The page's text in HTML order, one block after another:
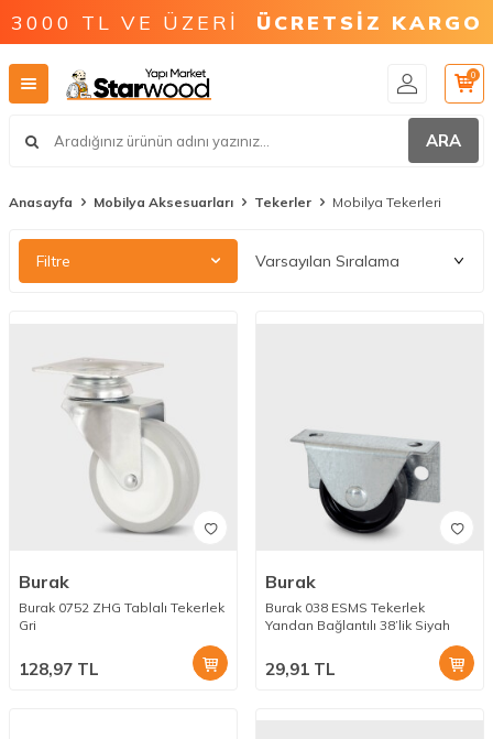
3000 TL VE ÜZERİ ÜCRETSİZ KARGO
ARA
0
Anasayfa Mobilya Aksesuarları Tekerler Mobilya Tekerleri
Filtre
Burak
Burak 0752 ZHG Tablalı Tekerlek
Gri
128,97 TL
Burak
Burak 038 ESMS Tekerlek
Yandan Bağlantılı 38’lik Siyah
29,91 TL